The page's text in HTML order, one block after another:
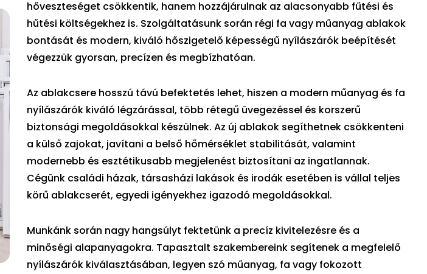
hőveszteséget csökkentik, hanem hozzájárulnak az alacsonyabb fűtési és
hűtési költségekhez is. Szolgáltatásunk során régi fa vagy műanyag ablakok
bontását és modern, kiváló hőszigetelő képességű nyílászárók beépítését
végezzük gyorsan, precízen és megbízhatóan.
Az ablakcsere hosszú távú befektetés lehet, hiszen a modern műanyag és fa
nyílászárók kiváló légzárással, több rétegű üvegezéssel és korszerű
biztonsági megoldásokkal készülnek. Az új ablakok segíthetnek csökkenteni
a külső zajokat, javítani a belső hőmérséklet stabilitását, valamint
modernebb és esztétikusabb megjelenést biztosítani az ingatlannak.
Cégünk családi házak, társasházi lakások és irodák esetében is vállal teljes
körű ablakcserét, egyedi igényekhez igazodó megoldásokkal.
Munkánk során nagy hangsúlyt fektetünk a precíz kivitelezésre és a
minőségi alapanyagokra. Tapasztalt szakembereink segítenek a megfelelő
nyílászárók kiválasztásában, legyen szó műanyag, fa vagy fokozott